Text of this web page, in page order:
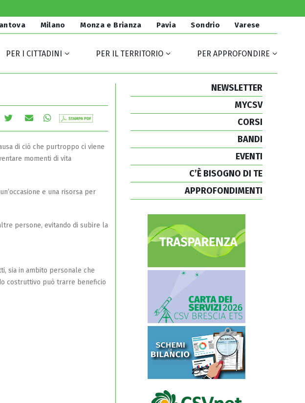
Milano Monza e Brianza Pavia Sondrio Varese
PER I CITTADINI PER IL TERRITORIO PER APPROFONDIRE
di ciò che purtroppo ci viene
momenti di vita
e una risorsa per
persone, evitando di subire la
sia in ambito personale che
costruttivo può trarre beneficio
NEWSLETTER
MYCSV
CORSI
BANDI
EVENTI
C’È BISOGNO DI TE
APPROFONDIMENTI